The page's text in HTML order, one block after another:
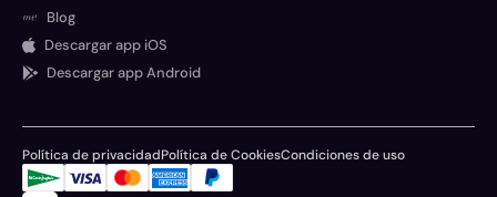
Blog
Descargar app iOS
Descargar app Android
Política de privacidadPolítica de CookiesCondiciones de uso